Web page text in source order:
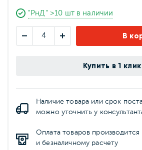
"РнД" >10 шт в наличии
В
Купить в 1 клик
Наличие товара или срок
можно уточнить у
Оплата товаров
и безналичному расчету